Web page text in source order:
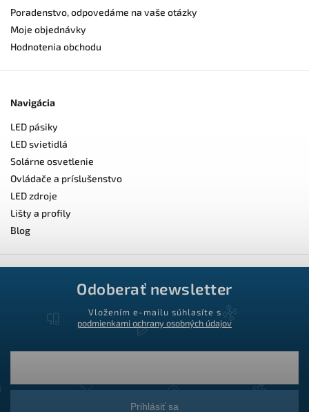
Poradenstvo, odpovedáme na vaše otázky
Moje objednávky
Hodnotenia obchodu
Navigácia
LED pásiky
LED svietidlá
Solárne osvetlenie
Ovládače a príslušenstvo
LED zdroje
Lišty a profily
Blog
Odoberať newsletter
Vložením e-mailu súhlasíte s
podmienkami ochrany osobných údajov
Prihlásiť sa